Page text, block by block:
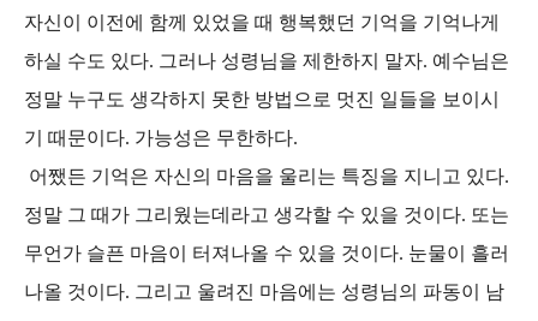
자신이 이전에 함께 있었을 때 행복했던 기억을 기억나게
하실 수도 있다. 그러나 성령님을 제한하지 말자. 예수님은
정말 누구도 생각하지 못한 방법으로 멋진 일들을 보이시
기 때문이다. 가능성은 무한하다.
어쨌든 기억은 자신의 마음을 울리는 특징을 지니고 있다.
정말 그 때가 그리웠는데라고 생각할 수 있을 것이다. 또는
무언가 슬픈 마음이 터져나올 수 있을 것이다. 눈물이 흘러
나올 것이다. 그리고 울려진 마음에는 성령님의 파동이 남